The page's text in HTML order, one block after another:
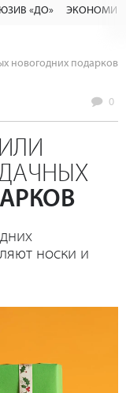
«ДО»
новогодних подарков
0
носки и